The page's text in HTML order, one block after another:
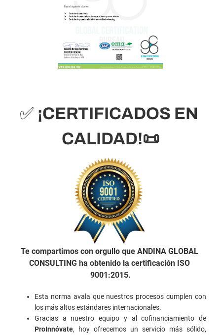
✅ ¡CERTIFICADOS EN
CALIDAD!📜
Te compartimos con orgullo que ANDINA GLOBAL
CONSULTING ha obtenido la certificación ISO
9001:2015.
Esta norma avala que nuestros procesos cumplen con
los más altos estándares internacionales.
ProInnóvate, hoy ofrecemos un servicio más sólido,